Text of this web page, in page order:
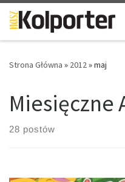
Skip to content
Strona Główna » 2012»maj
Miesięczne
28 postów